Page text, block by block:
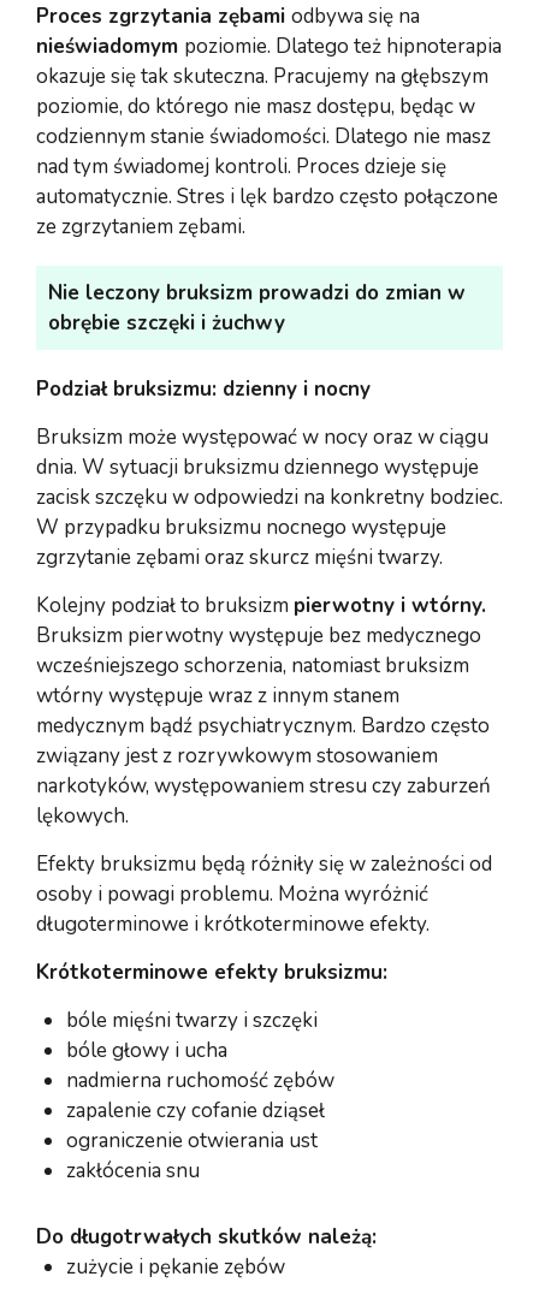
Proces zgrzytania zębami odbywa się na
nieświadomym poziomie. Dlatego też hipnoterapia
okazuje się tak skuteczna. Pracujemy na głębszym
poziomie, do którego nie masz dostępu, będąc w
codziennym stanie świadomości. Dlatego nie masz
nad tym świadomej kontroli. Proces dzieje się
automatycznie. Stres i lęk bardzo często połączone
ze zgrzytaniem zębami.
Nie leczony bruksizm prowadzi do zmian w
obrębie szczęki i żuchwy
Podział bruksizmu: dzienny i nocny
Bruksizm może występować w nocy oraz w ciągu
dnia. W sytuacji bruksizmu dziennego występuje
zacisk szczęku w odpowiedzi na konkretny bodziec.
W przypadku bruksizmu nocnego występuje
zgrzytanie zębami oraz skurcz mięśni twarzy.
Kolejny podział to bruksizm pierwotny i wtórny.
Bruksizm pierwotny występuje bez medycznego
wcześniejszego schorzenia, natomiast bruksizm
wtórny występuje wraz z innym stanem
medycznym bądź psychiatrycznym. Bardzo często
związany jest z rozrywkowym stosowaniem
narkotyków, występowaniem stresu czy zaburzeń
lękowych.
Efekty bruksizmu będą różniły się w zależności od
osoby i powagi problemu. Można wyróżnić
długoterminowe i krótkoterminowe efekty.
Krótkoterminowe efekty bruksizmu:
bóle mięśni twarzy i szczęki
bóle głowy i ucha
nadmierna ruchomość zębów
zapalenie czy cofanie dziąseł
ograniczenie otwierania ust
zakłócenia snu
Do długotrwałych skutków należą:
zużycie i pękanie zębów